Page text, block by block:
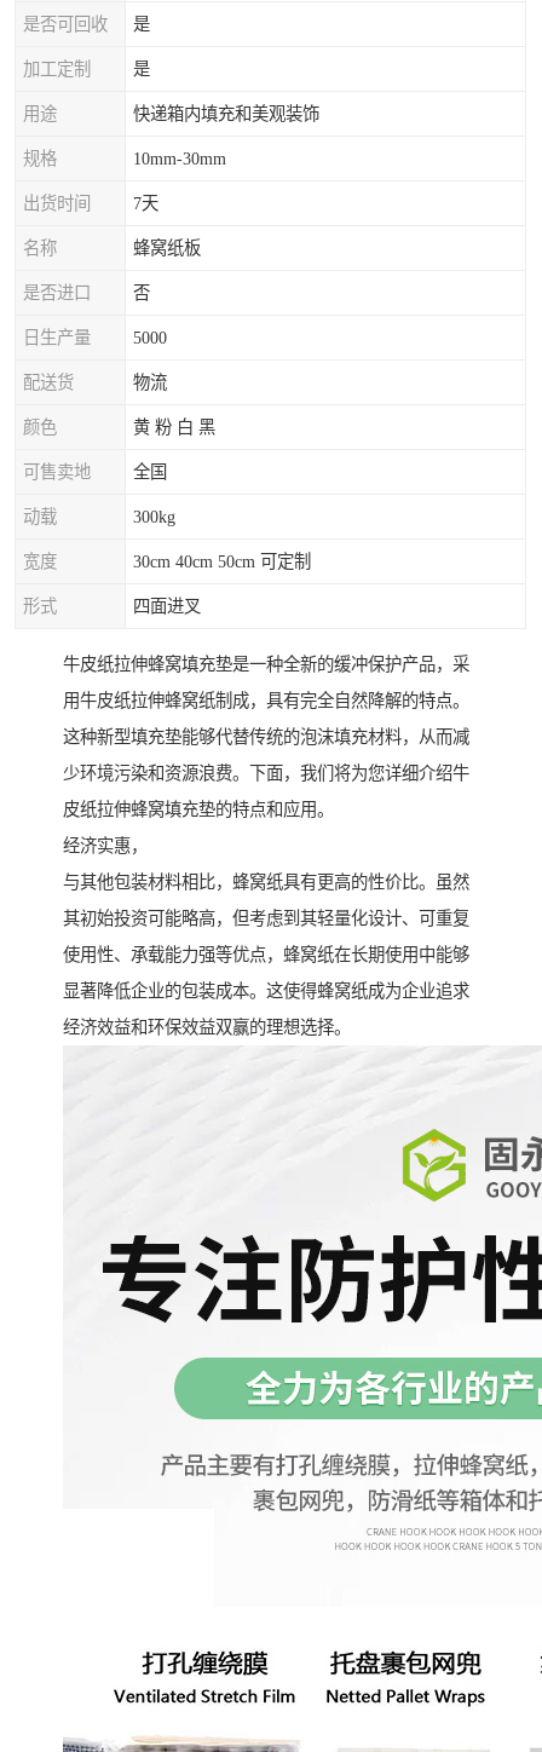
是否可回收 是
加工定制 是
用途 快递箱内填充和美观装饰
规格 10mm-30mm
出货时间 7天
名称 蜂窝纸板
是否进口 否
日生产量 5000
配送货 物流
颜色 黄 粉 白 黑
可售卖地 全国
动载 300kg
宽度 30cm 40cm 50cm 可定制
形式 四面进叉
牛皮纸拉伸蜂窝填充垫是一种全新的缓冲保护产品，采
用牛皮纸拉伸蜂窝纸制成，具有完全自然降解的特点。
这种新型填充垫能够代替传统的泡沫填充材料，从而减
少环境污染和资源浪费。下面，我们将为您详细介绍牛
皮纸拉伸蜂窝填充垫的特点和应用。
经济实惠，
与其他包装材料相比，蜂窝纸具有更高的性价比。虽然
其初始投资可能略高，但考虑到其轻量化设计、可重复
使用性、承载能力强等优点，蜂窝纸在长期使用中能够
显著降低企业的包装成本。这使得蜂窝纸成为企业追求
经济效益和环保效益双赢的理想选择。